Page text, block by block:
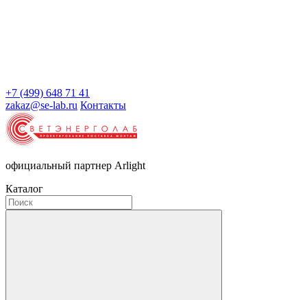
+7 (499) 648 71 41
zakaz@se-lab.ru Контакты
официальный партнер Arlight
Каталог